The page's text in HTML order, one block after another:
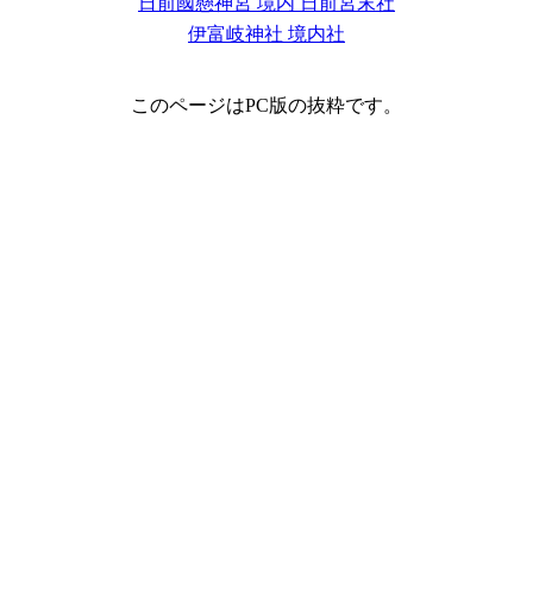
伊富岐神社 境内社
このページはPC版の抜粋です。